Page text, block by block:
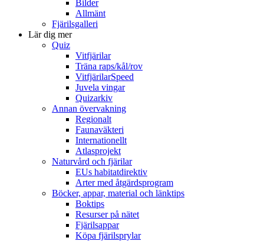
Bilder
Allmänt
Fjärilsgalleri
Lär dig mer
Quiz
Vitfjärilar
Träna raps/kål/rov
VitfjärilarSpeed
Juvela vingar
Quizarkiv
Annan övervakning
Regionalt
Faunaväkteri
Internationellt
Atlasprojekt
Naturvård och fjärilar
EUs habitatdirektiv
Arter med åtgärdsprogram
Böcker, appar, material och länktips
Boktips
Resurser på nätet
Fjärilsappar
Köpa fjärilsprylar